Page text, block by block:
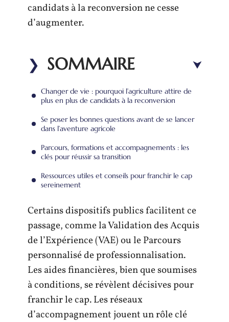
candidats à la reconversion ne cesse
d’augmenter.
SOMMAIRE
Changer de vie : pourquoi l’agriculture attire de
plus en plus de candidats à la reconversion
Se poser les bonnes questions avant de se lancer
dans l’aventure agricole
Parcours, formations et accompagnements : les
clés pour réussir sa transition
Ressources utiles et conseils pour franchir le cap
sereinement
Certains dispositifs publics facilitent ce
passage, comme la Validation des Acquis
de l’Expérience (VAE) ou le Parcours
personnalisé de professionnalisation.
Les aides financières, bien que soumises
à conditions, se révèlent décisives pour
franchir le cap. Les réseaux
d’accompagnement jouent un rôle clé